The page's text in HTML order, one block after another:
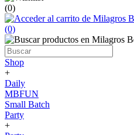
(0)
(0)
Shop
+
Daily
MBFUN
Small Batch
Party
+